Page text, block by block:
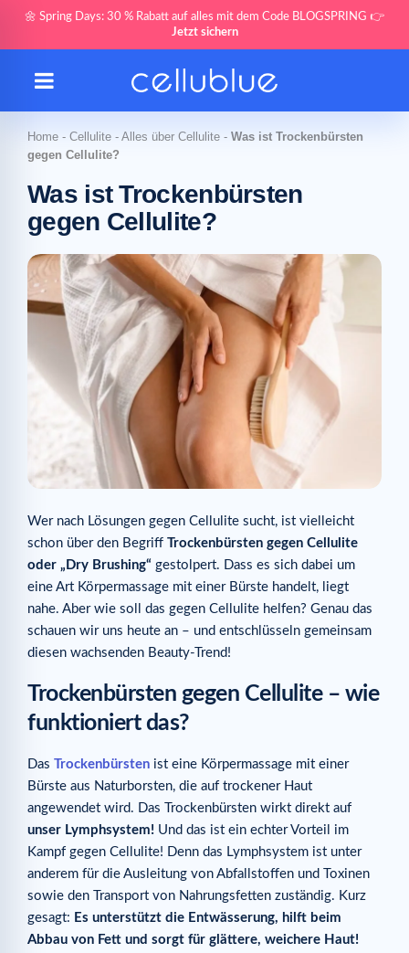
🌼 Spring Days: 30 % Rabatt auf alles mit dem Code BLOGSPRING 👉
Jetzt sichern
Home - Cellulite - Alles über Cellulite - Was ist Trockenbürsten
gegen Cellulite?
Was ist Trockenbürsten
gegen Cellulite?
Wer nach Lösungen gegen Cellulite sucht, ist vielleicht
schon über den Begriff Trockenbürsten gegen Cellulite
oder „Dry Brushing“ gestolpert. Dass es sich dabei um
eine Art Körpermassage mit einer Bürste handelt, liegt
nahe. Aber wie soll das gegen Cellulite helfen? Genau das
schauen wir uns heute an – und entschlüsseln gemeinsam
diesen wachsenden Beauty-Trend!
Trockenbürsten gegen Cellulite – wie
funktioniert das?
Das Trockenbürsten ist eine Körpermassage mit einer
Bürste aus Naturborsten, die auf trockener Haut
angewendet wird. Das Trockenbürsten wirkt direkt auf
unser Lymphsystem! Und das ist ein echter Vorteil im
Kampf gegen Cellulite! Denn das Lymphsystem ist unter
anderem für die Ausleitung von Abfallstoffen und Toxinen
sowie den Transport von Nahrungsfetten zuständig. Kurz
gesagt: Es unterstützt die Entwässerung, hilft beim
Abbau von Fett und sorgt für glättere, weichere Haut!